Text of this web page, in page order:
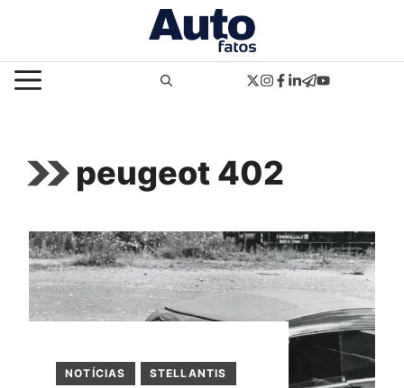
o
conteúdoMENU
peugeot 402
NOTÍCIAS STELLANTIS